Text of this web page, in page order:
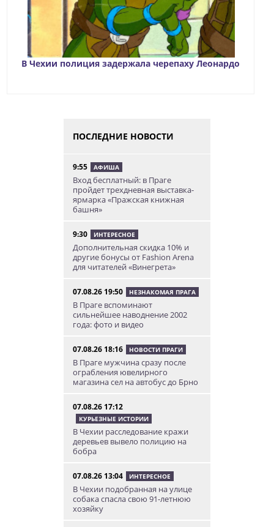
В Чехии полиция задержала черепаху Леонардо
ПОСЛЕДНИЕ НОВОСТИ
9:55 АФИША
Вход бесплатный: в Праге
пройдет трехдневная выставка-
ярмарка «Пражская книжная
башня»
9:30 ИНТЕРЕСНОЕ
Дополнительная скидка 10% и
другие бонусы от Fashion Arena
для читателей «Винегрета»
07.08.26 19:50 НЕЗНАКОМАЯ ПРАГА
В Праге вспоминают
сильнейшее наводнение 2002
года: фото и видео
07.08.26 18:16 НОВОСТИ ПРАГИ
В Праге мужчина сразу после
ограбления ювелирного
магазина сел на автобус до Брно
07.08.26 17:12
КУРЬЕЗНЫЕ ИСТОРИИ
В Чехии расследование кражи
деревьев вывело полицию на
бобра
07.08.26 13:04 ИНТЕРЕСНОЕ
В Чехии подобранная на улице
собака спасла свою 91-летнюю
хозяйку